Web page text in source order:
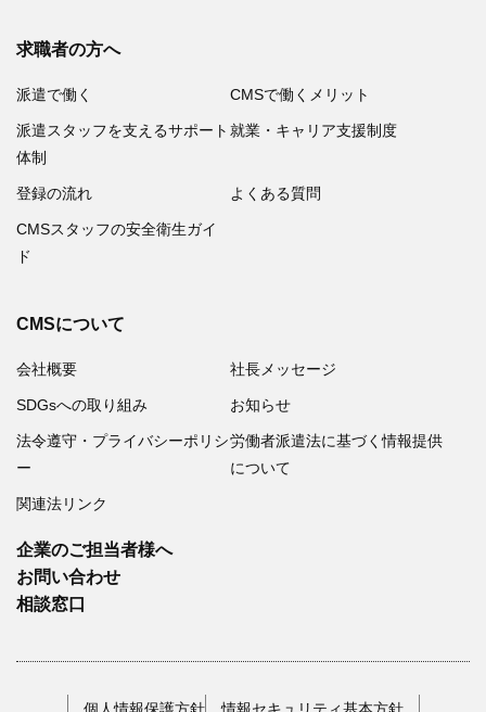
求職者の方へ
派遣で働く CMSで働くメリット
派遣スタッフを支えるサポート
体制
就業・キャリア支援制度
登録の流れ よくある質問
CMSスタッフの安全衛生ガイ
ド
CMSについて
会社概要 社長メッセージ
SDGsへの取り組み お知らせ
法令遵守・プライバシーポリシ
ー
労働者派遣法に基づく情報提供
について
関連法リンク
企業のご担当者様へ
お問い合わせ
相談窓口